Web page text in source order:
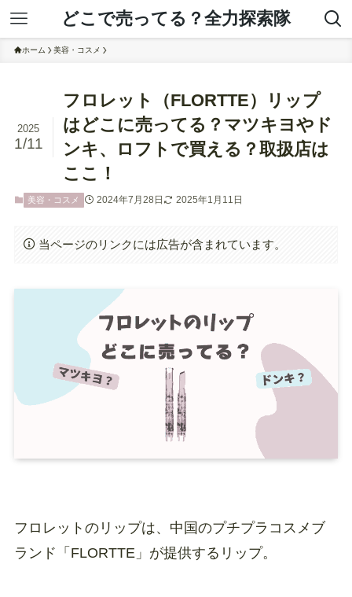
どこで売ってる？全力探索隊
ホーム 美容・コスメ
フロレット（FLORTTE）リップ
はどこに売ってる？マツキヨやド
ンキ、ロフトで買える？取扱店は
ここ！
2025
1/11
美容・コスメ 2024年7月28日 2025年1月11日
当ページのリンクには広告が含まれています。
フロレットのリップは、中国のプチプラコスメブ
ランド「FLORTTE」が提供するリップ。